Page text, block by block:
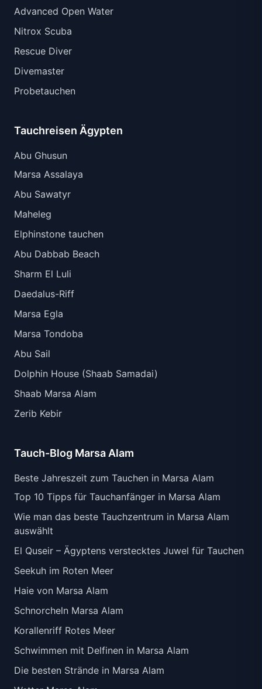
Advanced Open Water
Nitrox Scuba
Rescue Diver
Divemaster
Probetauchen
Tauchreisen Ägypten
Abu Ghusun
Marsa Assalaya
Abu Sawatyr
Maheleg
Elphinstone tauchen
Abu Dabbab Beach
Sharm El Luli
Daedalus-Riff
Marsa Egla
Marsa Tondoba
Abu Sail
Dolphin House (Shaab Samadai)
Shaab Marsa Alam
Zerib Kebir
Tauch-Blog Marsa Alam
Beste Jahreszeit zum Tauchen in Marsa Alam
Top 10 Tipps für Tauchanfänger in Marsa Alam
Wie man das beste Tauchzentrum in Marsa Alam
auswählt
El Quseir – Ägyptens verstecktes Juwel für Tauchen
Seekuh im Roten Meer
Haie von Marsa Alam
Schnorcheln Marsa Alam
Korallenriff Rotes Meer
Schwimmen mit Delfinen in Marsa Alam
Die besten Strände in Marsa Alam